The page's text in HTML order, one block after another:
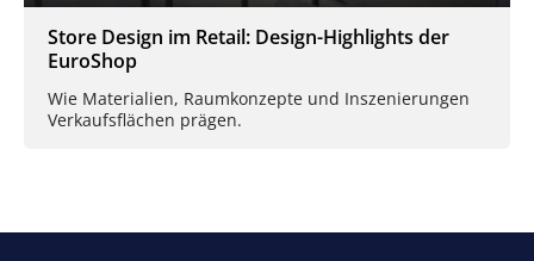
Store Design im Retail: Design-Highlights der
EuroShop
Wie Materialien, Raumkonzepte und Inszenierungen
Verkaufsflächen prägen.